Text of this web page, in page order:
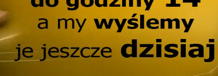
i Niezawodność:Nasze gwoździarki i zszywacze
ich długą żywotność i niezawodność nawet w
marki w naszej ofercie:
Bosch